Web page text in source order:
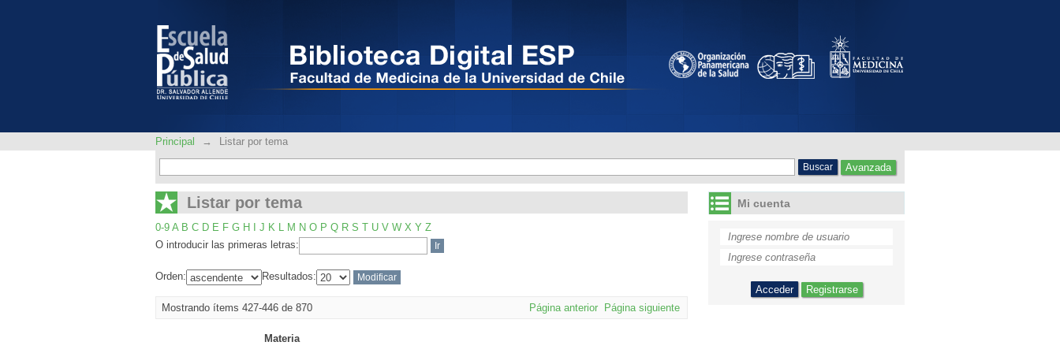
Principal → Listar por tema
Avanzada
Listar por tema
0-9 A B C D E F G H J K L M N O P Q R S T U V W X Y Z
O introducir las primeras letras:
Orden: Resultados:
Mostrando ítems 427-446 de 870 Página anterior Página siguiente
Materia
Mi cuenta
Registrarse